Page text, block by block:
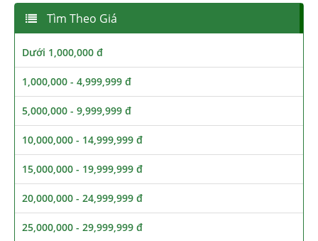
Tìm Theo Giá
Dưới 1,000,000 đ
1,000,000 - 4,999,999 đ
5,000,000 - 9,999,999 đ
10,000,000 - 14,999,999 đ
15,000,000 - 19,999,999 đ
20,000,000 - 24,999,999 đ
25,000,000 - 29,999,999 đ